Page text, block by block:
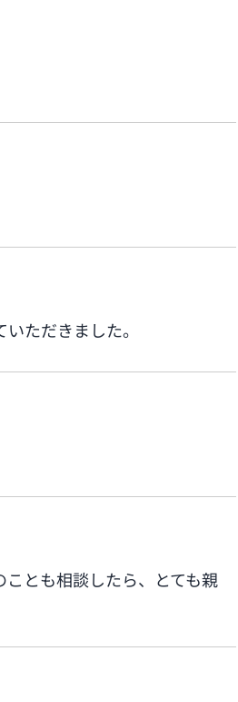
ただきました。
とも相談したら、とても親